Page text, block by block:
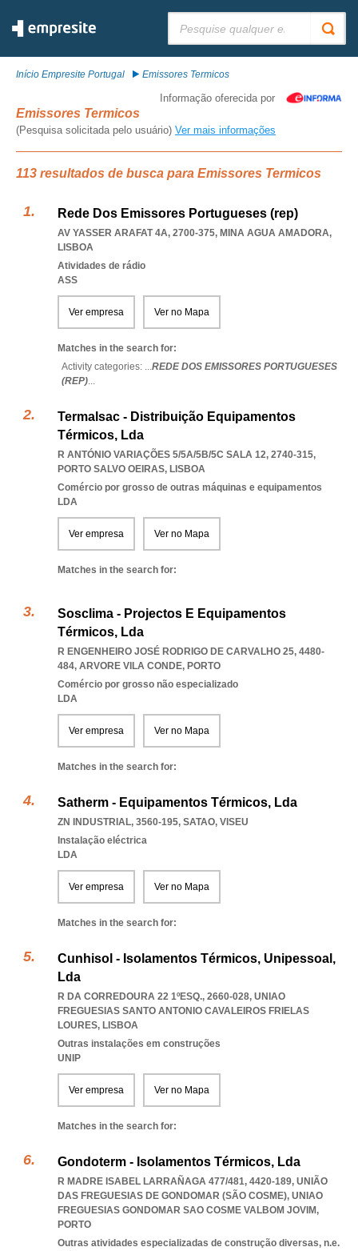
Início Empresite Portugal Emissores Termicos
Informação oferecida por
Emissores Termicos
(Pesquisa solicitada pelo usuário) Ver mais informações
113 resultados de busca para Emissores Termicos
Rede Dos Emissores Portugueses (rep)
AV YASSER ARAFAT 4A, 2700-375, MINA AGUA AMADORA,
LISBOA
Atividades de rádio
ASS
Ver empresa Ver no Mapa
Matches in the search for:
Activity categories: ...REDE DOS EMISSORES PORTUGUESES
(REP)...
Termalsac - Distribuição Equipamentos
Térmicos, Lda
R ANTÓNIO VARIAÇÕES 5/5A/5B/5C SALA 12, 2740-315,
PORTO SALVO OEIRAS, LISBOA
Comércio por grosso de outras máquinas e equipamentos
LDA
Ver empresa Ver no Mapa
Matches in the search for:
Sosclima - Projectos E Equipamentos
Térmicos, Lda
R ENGENHEIRO JOSÉ RODRIGO DE CARVALHO 25, 4480-
484, ARVORE VILA CONDE, PORTO
Comércio por grosso não especializado
LDA
Ver empresa Ver no Mapa
Matches in the search for:
Satherm - Equipamentos Térmicos, Lda
ZN INDUSTRIAL, 3560-195, SATAO, VISEU
Instalação eléctrica
LDA
Ver empresa Ver no Mapa
Matches in the search for:
Cunhisol - Isolamentos Térmicos, Unipessoal,
Lda
R DA CORREDOURA 22 1ºESQ., 2660-028, UNIAO
FREGUESIAS SANTO ANTONIO CAVALEIROS FRIELAS
LOURES, LISBOA
Outras instalações em construções
UNIP
Ver empresa Ver no Mapa
Matches in the search for:
Gondoterm - Isolamentos Térmicos, Lda
R MADRE ISABEL LARRAÑAGA 477/481, 4420-189, UNIÃO
DAS FREGUESIAS DE GONDOMAR (SÃO COSME), UNIAO
FREGUESIAS GONDOMAR SAO COSME VALBOM JOVIM,
PORTO
Outras atividades especializadas de construção diversas, n.e.